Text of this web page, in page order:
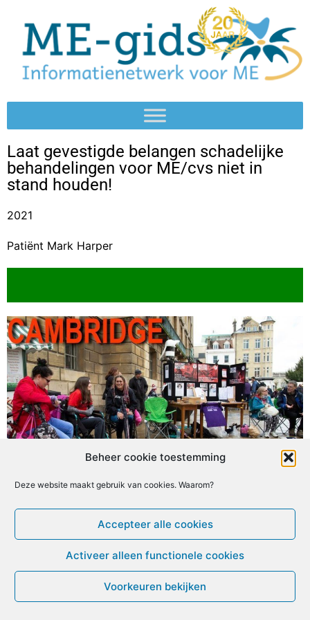
Beheer cookie toestemming
Deze website maakt gebruik van cookies. Waarom?
Accepteer alle cookies
Activeer alleen functionele cookies
Voorkeuren bekijken
Laat gevestigde belangen schadelijke
behandelingen voor ME/cvs niet in
stand houden!
2021
Patiënt Mark Harper
Dirk Ghijs